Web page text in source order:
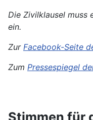
Die Zivilklausel muss
ein.
Zur Facebook-Seite
Zum Pressespiegel
Stimmen für